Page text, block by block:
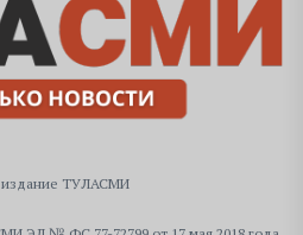
издание ТУЛАСМИ